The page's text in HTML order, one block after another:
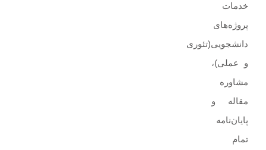
خدمات
پروژه‌های‌
دانشجویی(تئوری
و عملی)،
مشاوره
مقاله و
پایان‌نامه
تمام